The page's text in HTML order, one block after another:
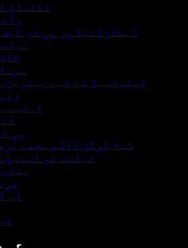
ڈکٹیشن
اینڈرائیڈ پر پی ڈی
ڈسلیکسیا کے لیے بہترین
پی
کیا گوگل ڈاکس مجھے
ٹیکسٹ ٹو اسپیچ
پی
اے